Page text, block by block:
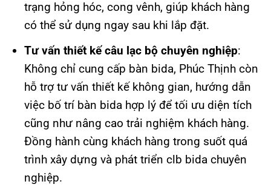
trạng hỏng hóc, cong vênh, giúp khách hàng
có thể sử dụng ngay sau khi lắp đặt.
Tư vấn thiết kế câu lạc bộ chuyên nghiệp:
Không chỉ cung cấp bàn bida, Phúc Thịnh còn
hỗ trợ tư vấn thiết kế không gian, hướng dẫn
việc bố trí bàn bida hợp lý để tối ưu diện tích
cũng như nâng cao trải nghiệm khách hàng.
Đồng hành cùng khách hàng trong suốt quá
trình xây dựng và phát triển clb bida chuyên
nghiệp.